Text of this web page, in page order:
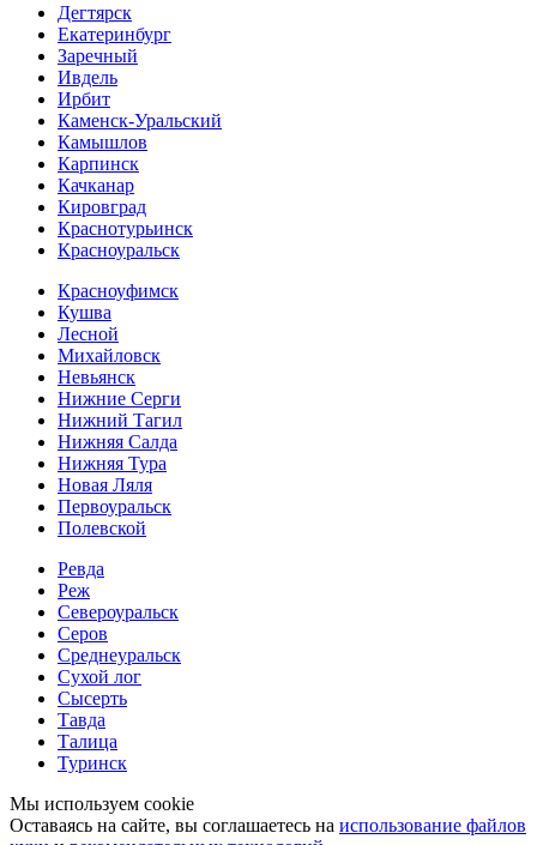
Дегтярск
Екатеринбург
Заречный
Ивдель
Ирбит
Каменск-Уральский
Камышлов
Карпинск
Качканар
Кировград
Краснотурьинск
Красноуральск
Красноуфимск
Кушва
Лесной
Михайловск
Невьянск
Нижние Серги
Нижний Тагил
Нижняя Салда
Нижняя Тура
Новая Ляля
Первоуральск
Полевской
Ревда
Реж
Североуральск
Серов
Среднеуральск
Сухой лог
Сысерть
Тавда
Талица
Туринск
Мы используем cookie
Оставаясь на сайте, вы соглашаетесь на использование файлов